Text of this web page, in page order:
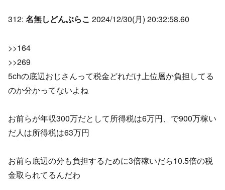
312: 名無しどんぶらこ 2024/12/30(月) 20:32:58.60
>>164
>>269
5chの底辺おじさんって税金どれだけ上位層か負担してる
のか分かってないよね
お前らが年収300万だとして所得税は6万円、で900万稼い
だ人は所得税は63万円
お前ら底辺の分も負担するために3倍稼いだら10.5倍の税
金取られてるんだわ